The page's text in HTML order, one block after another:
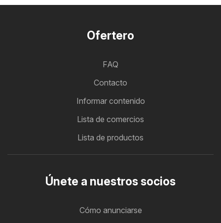
Ofertero
FAQ
Contacto
Informar contenido
Lista de comercios
Lista de productos
Únete a nuestros socios
Cómo anunciarse